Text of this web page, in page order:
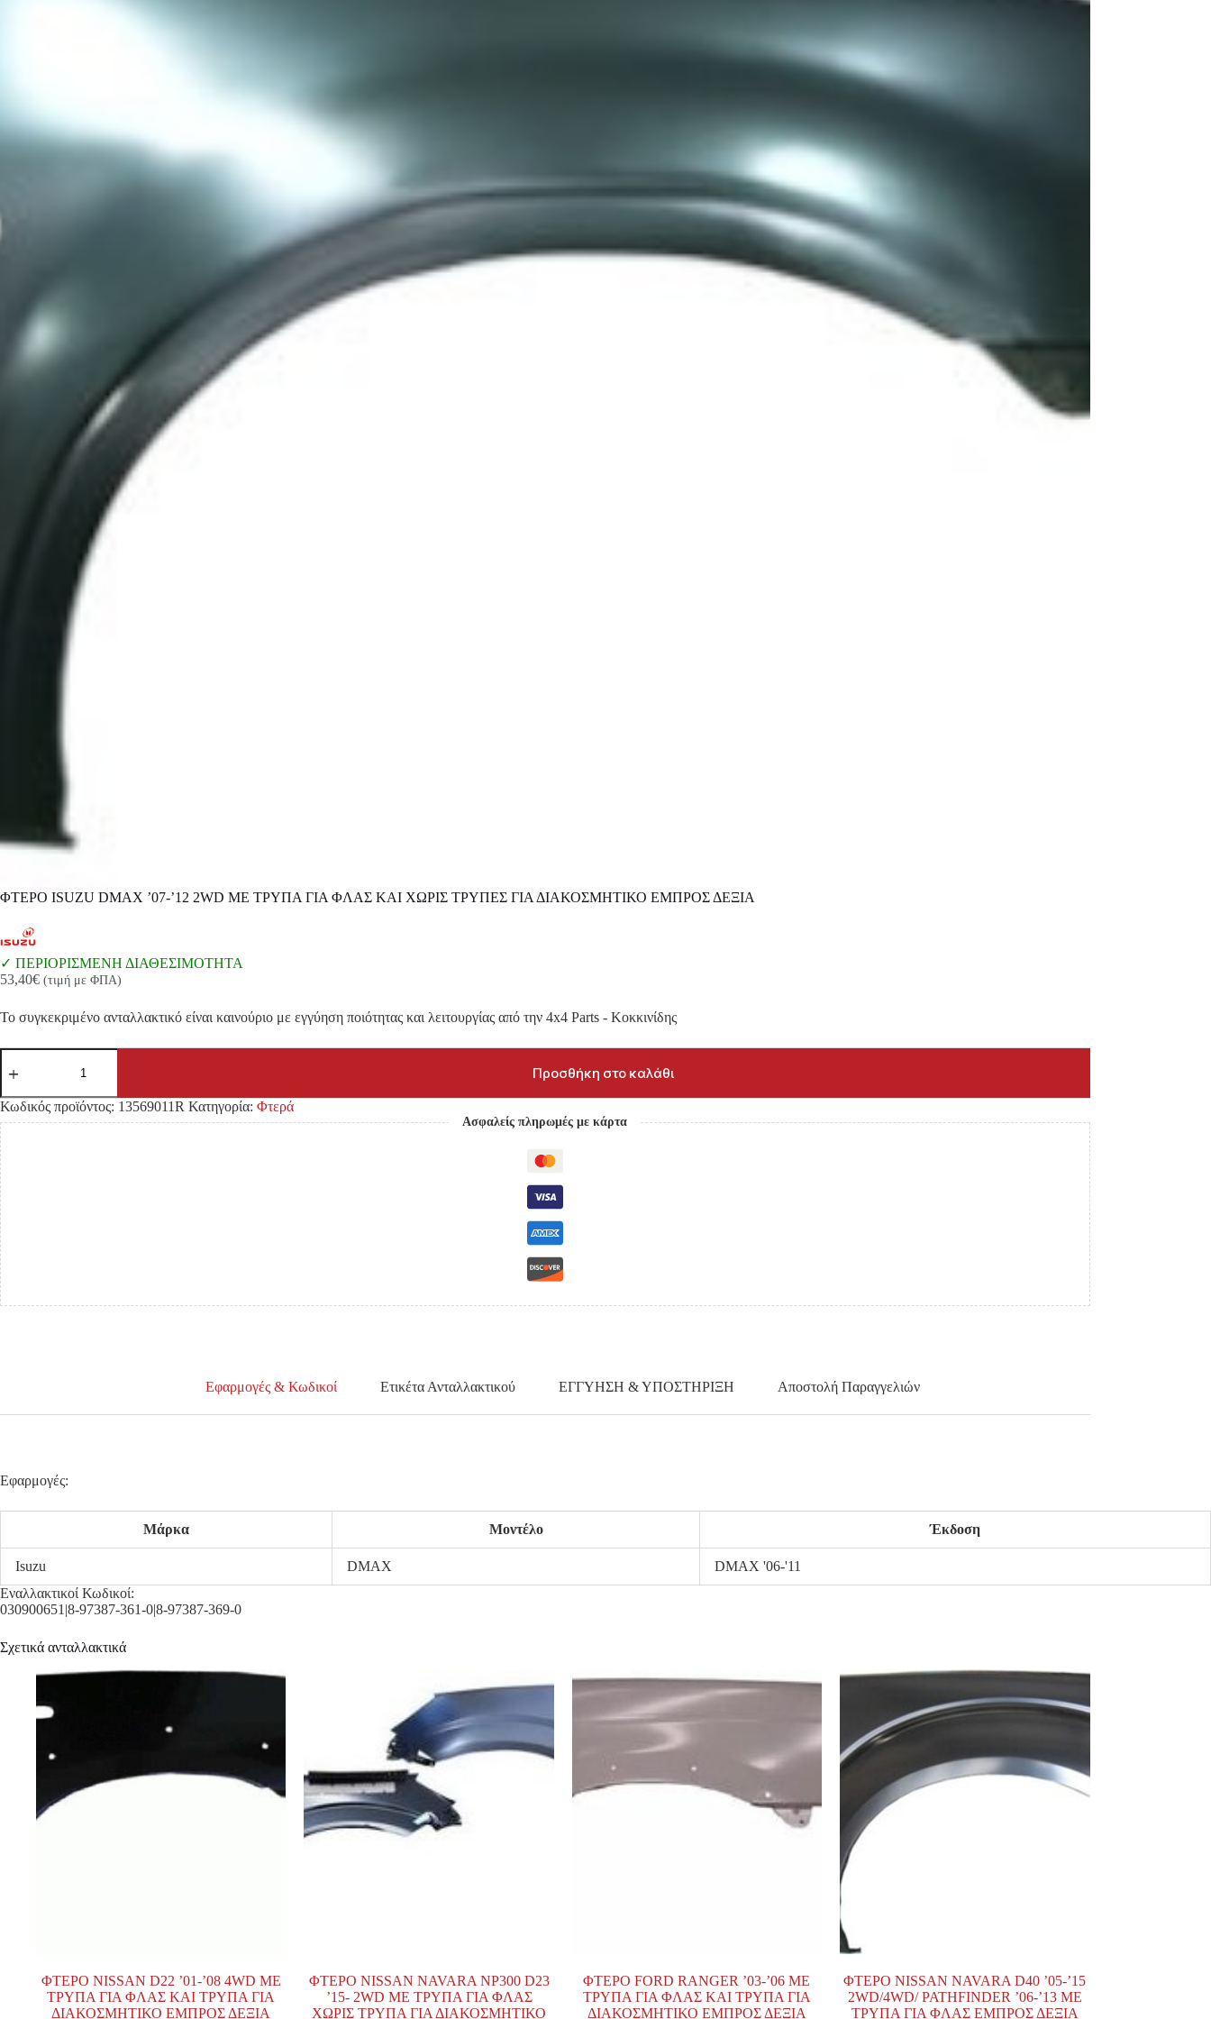
ΦΤΕΡΟ ISUZU DMAX ’07-’12 2WD ΜΕ ΤΡΥΠΑ ΓΙΑ ΦΛΑΣ ΚΑΙ ΧΩΡΙΣ ΤΡΥΠΕΣ ΓΙΑ ΔΙΑΚΟΣΜΗΤΙΚΟ ΕΜΠΡΟΣ ΔΕΞΙΑ
ΠΕΡΙΟΡΙΣΜΕΝΗ ΔΙΑΘΕΣΙΜΟΤΗΤΑ
53,40€ (τιμή με ΦΠΑ)
Το συγκεκριμένο ανταλλακτικό είναι καινούριο με εγγύηση ποιότητας και λειτουργίας από την 4x4 Parts - Κοκκινίδης
ΦΤΕΡΟ
ISUZU
'07-
'12
2WD
ΜΕ
ΤΡΥΠΑ
ΓΙΑ
ΦΛΑΣ
ΚΑΙ
ΧΩΡΙΣ
ΤΡΥΠΕΣ
ΓΙΑ
ΔΙΑΚΟΣΜΗΤΙΚΟ
ΕΜΠΡΟΣ
ΔΕΞΙΑ
Προσθήκη στο καλάθι
Κωδικός προϊόντος: 13569011R Κατηγορία: Φτερά
Ασφαλείς πληρωμές με κάρτα
Εφαρμογές & Κωδικοί Ετικέτα Ανταλλακτικού ΕΓΓΥΗΣΗ & ΥΠΟΣΤΗΡΙΞΗ Αποστολή Παραγγελιών
Εφαρμογές:
Μάρκα Μοντέλο Έκδοση
Isuzu DMAX
DMAX '06-'11
Εναλλακτικοί Κωδικοί:
030900651|8-97387-361-0|8-97387-369-0
Σχετικά ανταλλακτικά
ΦΤΕΡΟ NISSAN D22 ’01-’08 4WD ΜΕ
ΤΡΥΠΑ ΓΙΑ ΦΛΑΣ ΚΑΙ ΤΡΥΠΑ ΓΙΑ
ΔΙΑΚΟΣΜΗΤΙΚΟ ΕΜΠΡΟΣ ΔΕΞΙΑ
ΦΤΕΡΟ NISSAN NAVARA NP300 D23
’15- 2WD ΜΕ ΤΡΥΠΑ ΓΙΑ ΦΛΑΣ
ΧΩΡΙΣ ΤΡΥΠΑ ΓΙΑ ΔΙΑΚΟΣΜΗΤΙΚΟ
ΦΤΕΡΟ FORD RANGER ’03-’06 ΜΕ
ΤΡΥΠΑ ΓΙΑ ΦΛΑΣ ΚΑΙ ΤΡΥΠΑ ΓΙΑ
ΔΙΑΚΟΣΜΗΤΙΚΟ ΕΜΠΡΟΣ ΔΕΞΙΑ
ΦΤΕΡΟ NISSAN NAVARA D40 ’05-’15
2WD/4WD/ PATHFINDER ’06-’13 ΜΕ
ΤΡΥΠΑ ΓΙΑ ΦΛΑΣ ΕΜΠΡΟΣ ΔΕΞΙΑ